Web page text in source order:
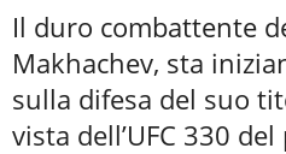
Il duro combattente
Makhachev, sta
sulla difesa del suo
vista dell’UFC 330